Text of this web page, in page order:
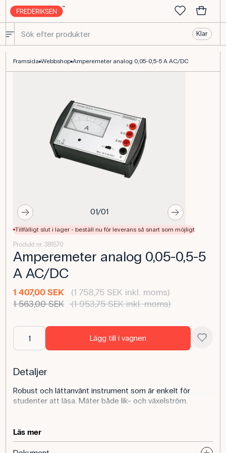
Klar
Framsida Webbshop Amperemeter analog 0,05-0,5-5 A AC/DC
01/01
Tillfälligt slut i lager - beställ nu för leverans så snart som möjligt
Produkt nr. 381570
Amperemeter analog 0,05-0,5-5
A AC/DC
1 407,00 SEK
(1 758,75 SEK inkl. moms)
1 563,00 SEK (1 953,75 SEK inkl. moms)
Lägg till i vagnen
Detaljer
Robust och lättanvänt instrument som är enkelt för
studenter att läsa. Mäter både lik- och växelström.
Försedd med 4 mm säkerhetsbussningar.
Läs mer